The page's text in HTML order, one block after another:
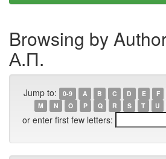
Browsing by
А.П.
Jump to: 0-9 A B C D E F
M
N O P Q R S T U
or enter first few letters: